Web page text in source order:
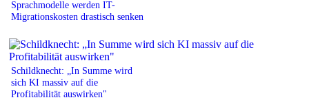
Sprachmodelle werden IT-
Migrationskosten drastisch senken
Schildknecht: „In Summe wird
sich KI massiv auf die
Profitabilität auswirken"